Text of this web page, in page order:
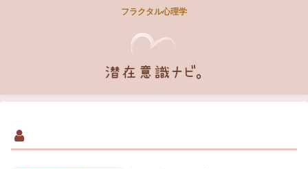
フラクタル心理学